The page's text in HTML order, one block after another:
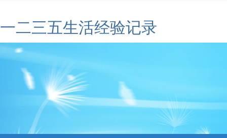
一二三五生活经验记录